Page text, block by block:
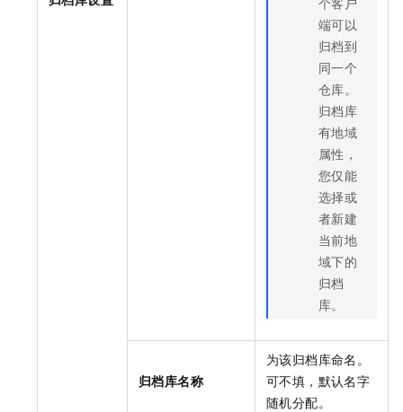
端可以
归档到
同一个
仓库。
归档库
有地域
属性，
您仅能
选择或
者新建
当前地
域下的
归档
库。
归档库名称
为该归档库命名。
可不填，默认名字
随机分配。